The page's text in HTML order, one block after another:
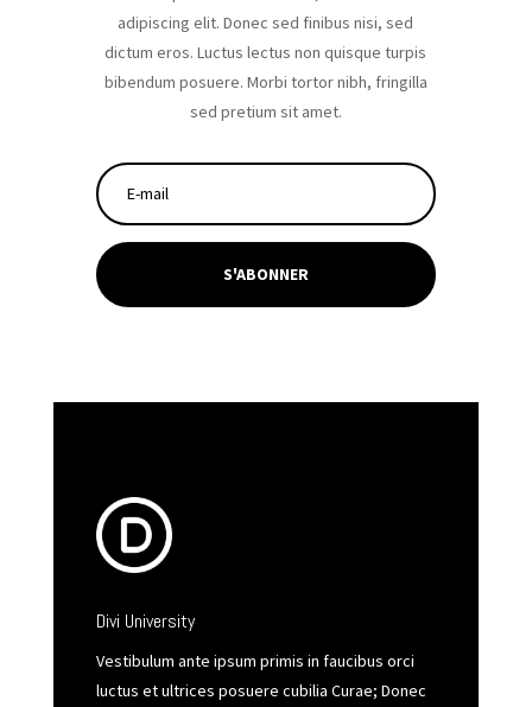
adipiscing elit. Donec sed finibus nisi, sed
dictum eros. Luctus lectus non quisque turpis
bibendum posuere. Morbi tortor nibh, fringilla
sed pretium sit amet.
S'ABONNER
Divi University
Vestibulum ante ipsum primis in faucibus orci
luctus et ultrices posuere cubilia Curae; Donec